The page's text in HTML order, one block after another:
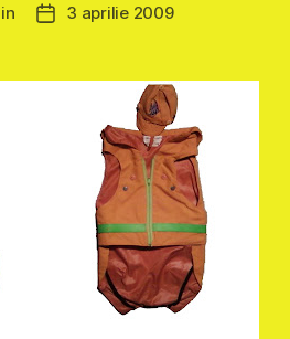
Dată3 aprilie 2009